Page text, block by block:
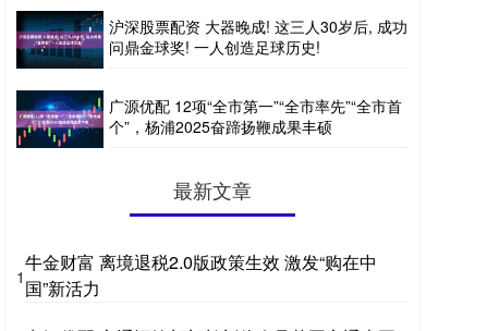
沪深股票配资 大器晚成! 这三人30岁后, 成功
问鼎金球奖! 一人创造足球历史!
广源优配 12项“全市第一”“全市率先”“全市首
个”，杨浦2025奋蹄扬鞭成果丰硕
最新文章
1
牛金财富 离境退税2.0版政策生效 激发“购在中
国”新活力